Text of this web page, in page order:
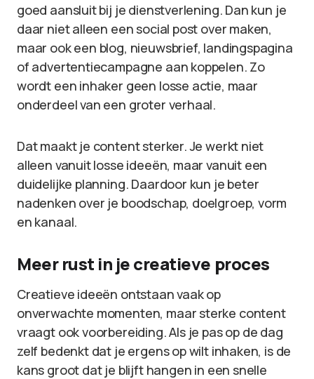
goed aansluit bij je dienstverlening. Dan kun je
daar niet alleen een social post over maken,
maar ook een blog, nieuwsbrief, landingspagina
of advertentiecampagne aan koppelen. Zo
wordt een inhaker geen losse actie, maar
onderdeel van een groter verhaal.
Dat maakt je content sterker. Je werkt niet
alleen vanuit losse ideeën, maar vanuit een
duidelijke planning. Daardoor kun je beter
nadenken over je boodschap, doelgroep, vorm
en kanaal.
Meer rust in je creatieve proces
Creatieve ideeën ontstaan vaak op
onverwachte momenten, maar sterke content
vraagt ook voorbereiding. Als je pas op de dag
zelf bedenkt dat je ergens op wilt inhaken, is de
kans groot dat je blijft hangen in een snelle